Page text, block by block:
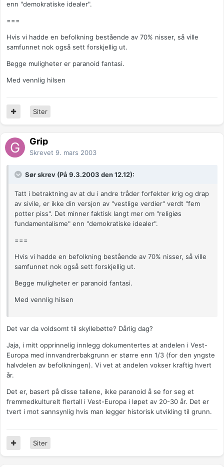
enn "demokratiske idealer".
===
Hvis vi hadde en befolkning bestående av 70% nisser, så ville
samfunnet nok også sett forskjellig ut.
Begge muligheter er paranoid fantasi.
Med vennlig hilsen
Siter
Grip
Skrevet 9. mars 2003
Sør skrev (På 9.3.2003 den 12.12):
Tatt i betraktning av at du i andre tråder forfekter krig og drap
av sivile, er ikke din versjon av "vestlige verdier" verdt "fem
potter piss". Det minner faktisk langt mer om "religiøs
fundamentalisme" enn "demokratiske idealer".
===
Hvis vi hadde en befolkning bestående av 70% nisser, så ville
samfunnet nok også sett forskjellig ut.
Begge muligheter er paranoid fantasi.
Med vennlig hilsen
Det var da voldsomt til skyllebøtte? Dårlig dag?
Jaja, i mitt opprinnelig innlegg dokumentertes at andelen i Vest-
Europa med innvandrerbakgrunn er større enn 1/3 (for den yngste
halvdelen av befolkningen). Vi vet at andelen vokser kraftig hvert
år.
Det er, basert på disse tallene, ikke paranoid å se for seg et
fremmedkulturelt flertall i Vest-Europa i løpet av 20-30 år. Det er
tvert i mot sannsynlig hvis man legger historisk utvikling til grunn.
Siter